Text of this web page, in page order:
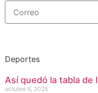
Deportes
Así quedó la tabla de
octubre 6, 2025